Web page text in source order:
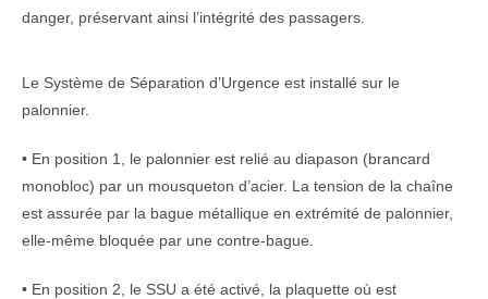
danger, préservant ainsi l’intégrité des passagers.
Le Système de Séparation d’Urgence est installé sur le
palonnier.
• En position 1, le palonnier est relié au diapason (brancard
monobloc) par un mousqueton d’acier. La tension de la chaîne
est assurée par la bague métallique en extrémité de palonnier,
elle-même bloquée par une contre-bague.
• En position 2, le SSU a été activé, la plaquette où est